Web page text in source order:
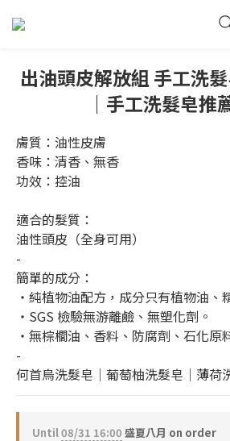
出油頭皮解放組 手工洗
｜手工洗髮皂推
膚質：油性皮膚
香味：清香、無香
功效：控油
適合的髮質：
油性頭皮（全身可用）
-
簡單的成分：
・純植物油配方，成分只有植物油、
・SGS 檢驗無游離鹼、無塑化劑。
・無棕櫚油、香料、防腐劑、石化原
-
何首烏洗髮皂｜葡萄柚洗髮皂｜薄荷
Until08/31 16:00 盛夏八月 on order